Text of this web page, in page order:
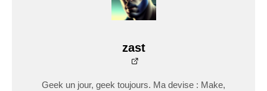
zast
Geek un jour, geek toujours. Ma devise : Make,